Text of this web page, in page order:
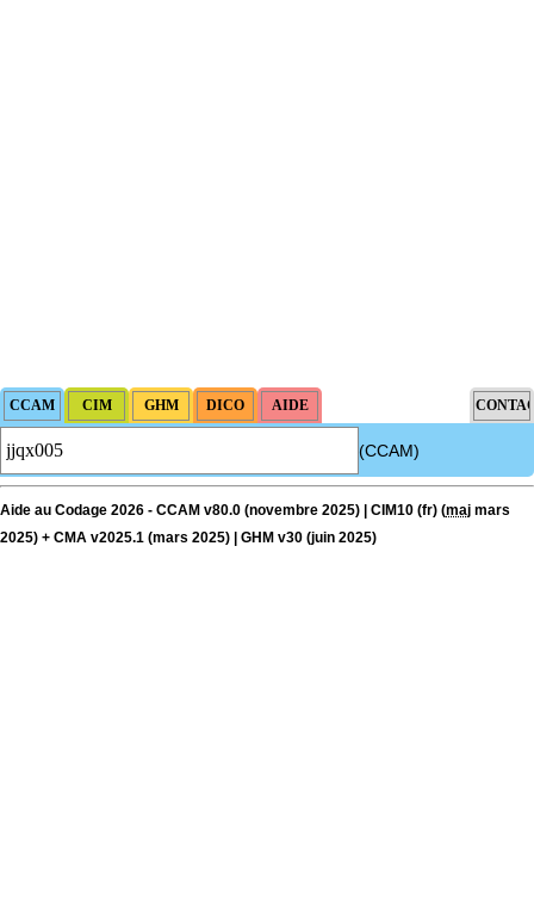
(CCAM)
Aide au Codage 2026 - CCAM v80.0 (novembre 2025) | CIM10 (fr) (maj mars
2025) + CMA v2025.1 (mars 2025) | GHM v30 (juin 2025)